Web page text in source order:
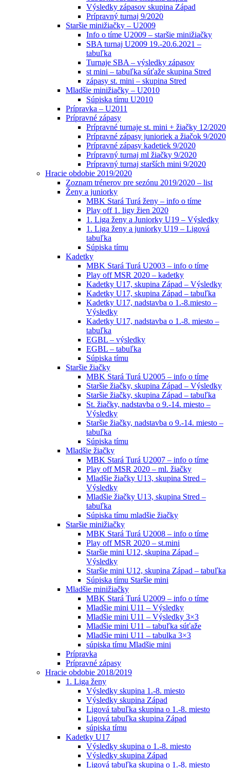
Výsledky zápasov skupina Západ
Prípravný turnaj 9/2020
Staršie minižiačky – U2009
Info o tíme U2009 – staršie minižiačky
SBA turnaj U2009 19.-20.6.2021 –
tabuľka
Turnaje SBA – výsledky zápasov
st mini – tabuľka súťaže skupina Stred
zápasy st. mini – skupina Stred
Mladšie minižiačky – U2010
Súpiska tímu U2010
Prípravka – U2011
Prípravné zápasy
Prípravné turnaje st. mini + žiačky 12/2020
Prípravné zápasy junioriek a žiačok 9/2020
Prípravné zápasy kadetiek 9/2020
Prípravný turnaj ml žiačky 9/2020
Prípravný turnaj starších mini 9/2020
Hracie obdobie 2019/2020
Zoznam trénerov pre sezónu 2019/2020 – list
Ženy a juniorky
MBK Stará Turá ženy – info o tíme
Play off 1. ligy žien 2020
1. Liga ženy a Juniorky U19 – Výsledky
1. Liga ženy a juniorky U19 – Ligová
tabuľka
Súpiska tímu
Kadetky
MBK Stará Turá U2003 – info o tíme
Play off MSR 2020 – kadetky
Kadetky U17, skupina Západ – Výsledky
Kadetky U17, skupina Západ – tabuľka
Kadetky U17, nadstavba o 1.-8.miesto –
Výsledky
Kadetky U17, nadstavba o 1.-8. miesto –
tabuľka
EGBL – výsledky
EGBL – tabuľka
Súpiska tímu
Staršie žiačky
MBK Stará Turá U2005 – info o tíme
Staršie žiačky, skupina Západ – Výsledky
Staršie žiačky, skupina Západ – tabuľka
St. žiačky, nadstavba o 9.-14. miesto –
Výsledky
Staršie žiačky, nadstavba o 9.-14. miesto –
tabuľka
Súpiska tímu
Mladšie žiačky
MBK Stará Turá U2007 – info o tíme
Play off MSR 2020 – ml. žiačky
Mladšie žiačky U13, skupina Stred –
Výsledky
Mladšie žiačky U13, skupina Stred –
tabuľka
Súpiska tímu mladšie žiačky
Staršie minižiačky
MBK Stará Turá U2008 – info o tíme
Play off MSR 2020 – st.mini
Staršie mini U12, skupina Západ –
Výsledky
Staršie mini U12, skupina Západ – tabuľka
Súpiska tímu Staršie mini
Mladšie minižiačky
MBK Stará Turá U2009 – info o tíme
Mladšie mini U11 – Výsledky
Mladšie mini U11 – Výsledky 3×3
Mladšie mini U11 – tabuľka súťaže
Mladšie mini U11 – tabulka 3×3
súpiska tímu Mladšie mini
Prípravka
Prípravné zápasy
Hracie obdobie 2018/2019
1. Liga ženy
Výsledky skupina 1.-8. miesto
Výsledky skupina Západ
Ligová tabuľka skupina o 1.-8. miesto
Ligová tabuľka skupina Západ
súpiska tímu
Kadetky U17
Výsledky skupina o 1.-8. miesto
Výsledky skupina Západ
Ligová tabuľka skupina o 1.-8. miesto